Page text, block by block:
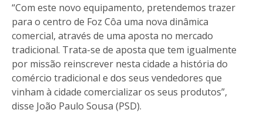
“Com este novo equipamento, pretendemos trazer
para o centro de Foz Côa uma nova dinâmica
comercial, através de uma aposta no mercado
tradicional. Trata-se de aposta que tem igualmente
por missão reinscrever nesta cidade a história do
comércio tradicional e dos seus vendedores que
vinham à cidade comercializar os seus produtos”,
disse João Paulo Sousa (PSD).